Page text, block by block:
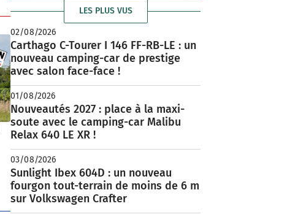
LES PLUS VUS
02/08/2026
Carthago C-Tourer I 146 FF-RB-LE : un
nouveau camping-car de prestige
avec salon face-face !
01/08/2026
Nouveautés 2027 : place à la maxi-
soute avec le camping-car Malibu
Relax 640 LE XR !
03/08/2026
Sunlight Ibex 604D : un nouveau
fourgon tout-terrain de moins de 6 m
sur Volkswagen Crafter